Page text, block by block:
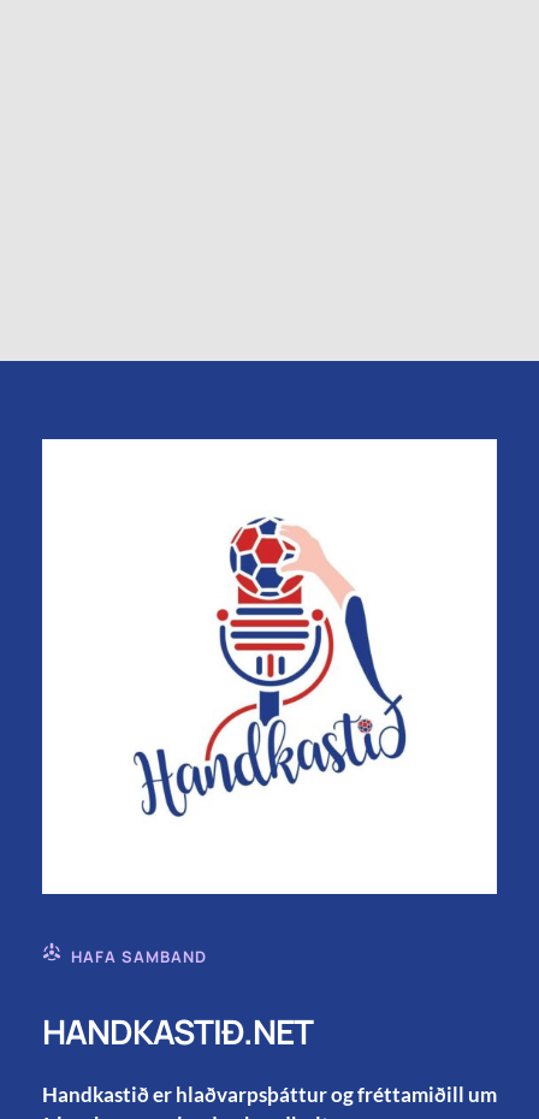
HAFA SAMBAND
HANDKASTIÐ.NET
Handkastið er hlaðvarpsþáttur og fréttamiðill um